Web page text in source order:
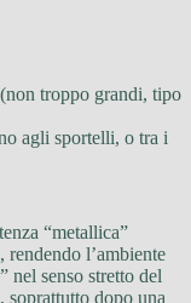
troppo grandi, tipo
agli sportelli, o tra i
“metallica”
rendendo l’ambiente
nel senso stretto del
soprattutto dopo una